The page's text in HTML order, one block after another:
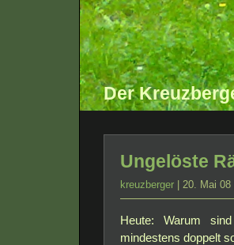
Der
Ungelöste
kreuzberger | 20. Mai 08
Heute: Warum
mindestens doppelt